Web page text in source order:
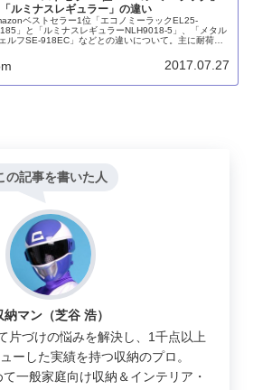
ルミナスレギュラー」の違い
ベストセラー1位「エコノミーラックEL25-
」と「ルミナスレギュラーNLH9018-5」、「メタル
ルフSE-918EC」などとの違いについて。主に耐荷重
など意外なところで差が設けられています。2017.07.27
の記事を書いた人
納マン（芝谷 浩）
片づけの悩みを解決し、1千点以上
ーした実績を持つ収納のプロ。
一般家庭向け収納＆インテリア・